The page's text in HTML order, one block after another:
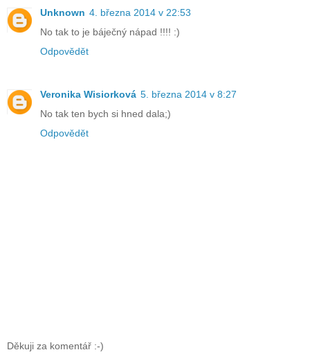
Unknown 4. března 2014 v 22:53
No tak to je báječný nápad !!!! :)
Odpovědět
Veronika Wisiorková 5. března 2014 v 8:27
No tak ten bych si hned dala;)
Odpovědět
Děkuji za komentář :-)